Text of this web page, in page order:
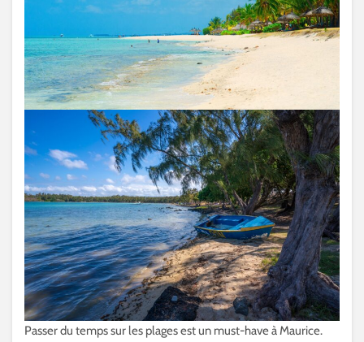
Passer du temps sur les plages est un must-have à Maurice.